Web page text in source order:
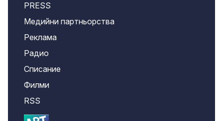
PRESS
Медийни партньорства
Реклама
Радио
Списание
Филми
RSS